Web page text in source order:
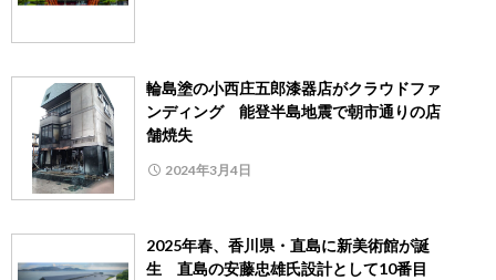
輪島塗の小西庄五郎漆器店がクラウドファ
ンディング 能登半島地震で朝市通りの店
舗焼失
2024年3月4日
2025年春、香川県・直島に新美術館が誕
生 直島の安藤忠雄氏設計として10番目